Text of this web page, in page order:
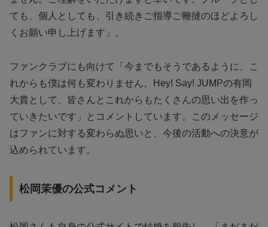
ても、個人としても、引き続きご指導ご鞭撻のほどよろし
くお願い申し上げます」。
ファンクラブにも向けて「今までもそうであるように、こ
れからも僕は何も変わりません。Hey! Say! JUMPの有岡
大貴として、皆さんとこれからもたくさんの思い出を作っ
ていきたいです」とコメントしています。このメッセージ
はファンに対する変わらぬ思いと、今後の活動への決意が
込められています。
松岡茉優の公式コメント